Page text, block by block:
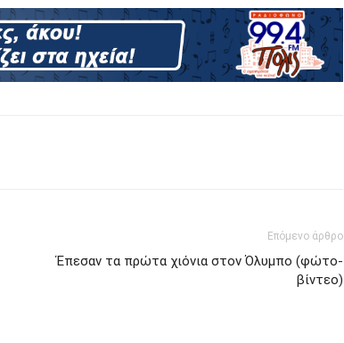
Επόμενο άρθρο
Έπεσαν τα πρώτα χιόνια στον Όλυμπο (φώτο-
βίντεο)